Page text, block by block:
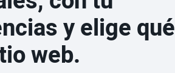
y elige qué
web.